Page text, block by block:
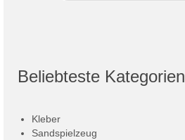
Beliebteste Kategorien
Kleber
Sandspielzeug